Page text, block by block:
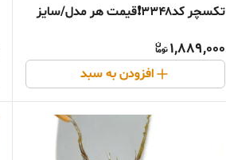
تکسچر کد۳۳۴۸❗قیمت هر مدل/سایز
1,889,000
افزودن به سبد